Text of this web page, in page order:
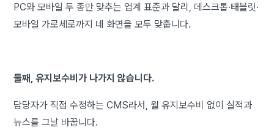
PC와 모바일 두 종만 맞추는 업계 표준과 달리, 데스크톱·태블릿·
모바일 가로세로까지 네 화면을 모두 맞춥니다.
둘째, 유지보수비가 나가지 않습니다.
담당자가 직접 수정하는 CMS라서, 월 유지보수비 없이 실적과
뉴스를 그날 바꿉니다.